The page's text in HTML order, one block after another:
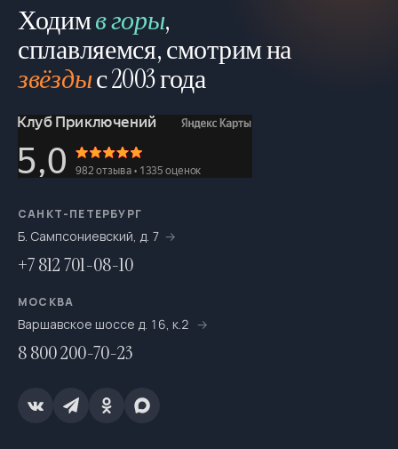
- Инструктор по горным лыжам с 2021 г.
До встречи на маршрутах!
Задать вопросы и посмотреть больше фотографий
можно вВконтакте:)
Ходимв горы,
сплавляемся, смотрим на
звёздыс 2003 года
САНКТ-ПЕТЕРБУРГ
Б. Сампсониевский, д. 7
+7 812 701-08-10
МОСКВА
Варшавское шоссе д. 16, к.2
8 800 200-70-23